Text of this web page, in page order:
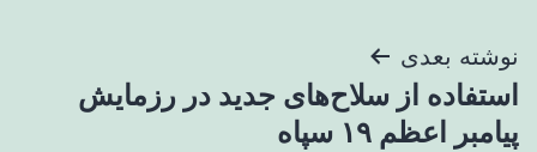
نوشته بعدی
استفاده از سلاح‌های جدید در رزمایش
پیامبر اعظم ۱۹ سپاه